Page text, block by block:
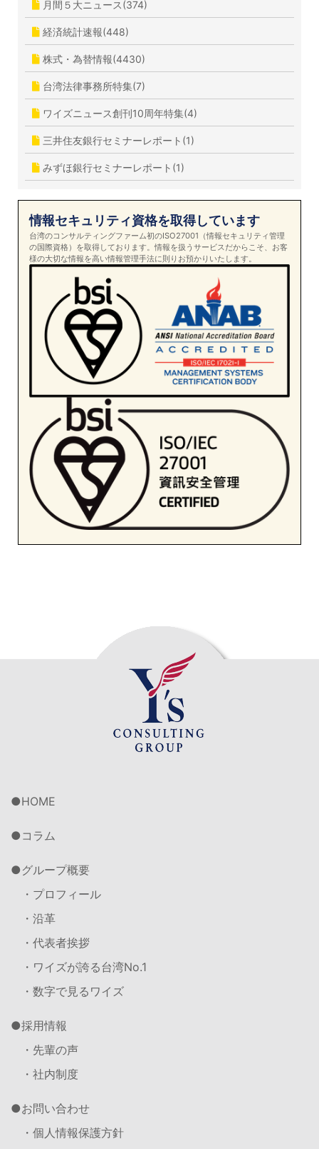
月間５大ニュース(374)
経済統計速報(448)
株式・為替情報(4430)
台湾法律事務所特集(7)
ワイズニュース創刊10周年特集(4)
三井住友銀行セミナーレポート(1)
みずほ銀行セミナーレポート(1)
情報セキュリティ資格を取得しています
台湾のコンサルティングファーム初のISO27001（情報セキュリティ管理
の国際資格）を取得しております。情報を扱うサービスだからこそ、お客
様の大切な情報を高い情報管理手法に則りお預かりいたします。
HOME
コラム
グループ概要
・プロフィール
・沿革
・代表者挨拶
・ワイズが誇る台湾No.1
・数字で見るワイズ
採用情報
・先輩の声
・社内制度
お問い合わせ
・個人情報保護方針